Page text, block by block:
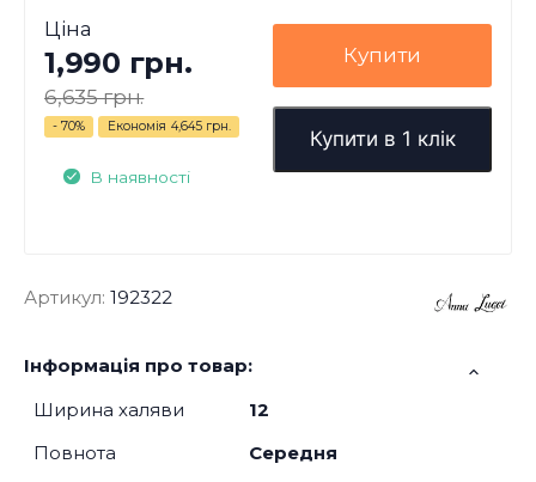
Ціна
1,990 грн.
6,635 грн.
- 70% Економія 4,645 грн.
В наявності
Купити
Купити в 1 клік
Артикул: 192322
Інформація про товар:
Ширина халяви
12
Повнота
Середня